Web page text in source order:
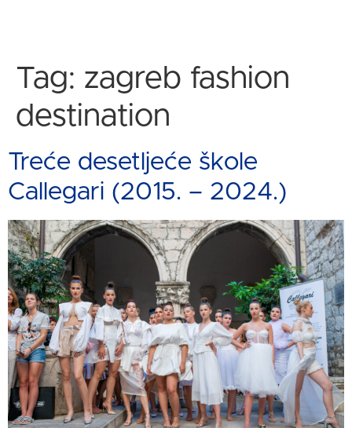
Tag: zagreb fashion
destination
Treće desetljeće škole
Callegari (2015. – 2024.)